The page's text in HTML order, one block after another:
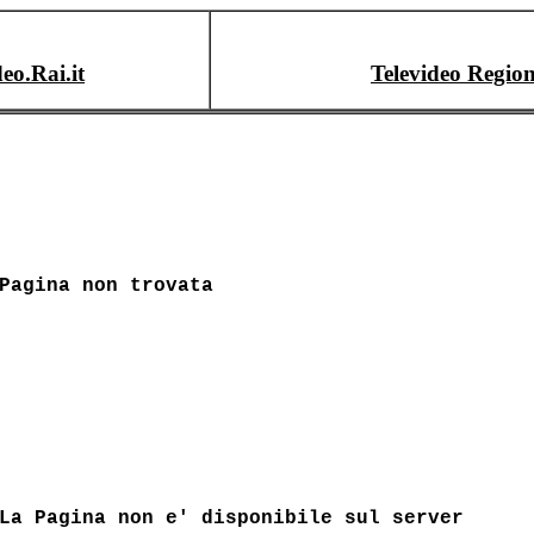
Televideo
Pagina non trovata
La Pagina non e' disponibile sul server